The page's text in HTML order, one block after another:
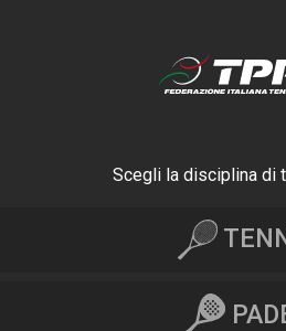
Scegli la disciplina di